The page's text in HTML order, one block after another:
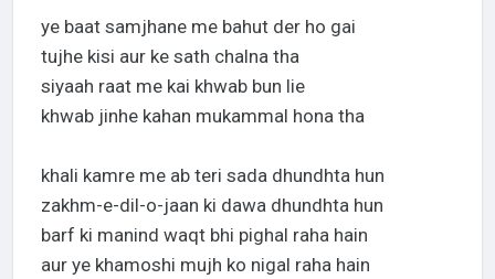
ye baat samjhane me bahut der ho gai
tujhe kisi aur ke sath chalna tha
siyaah raat me kai khwab bun lie
khwab jinhe kahan mukammal hona tha
khali kamre me ab teri sada dhundhta hun
zakhm-e-dil-o-jaan ki dawa dhundhta hun
barf ki manind waqt bhi pighal raha hain
aur ye khamoshi mujh ko nigal raha hain